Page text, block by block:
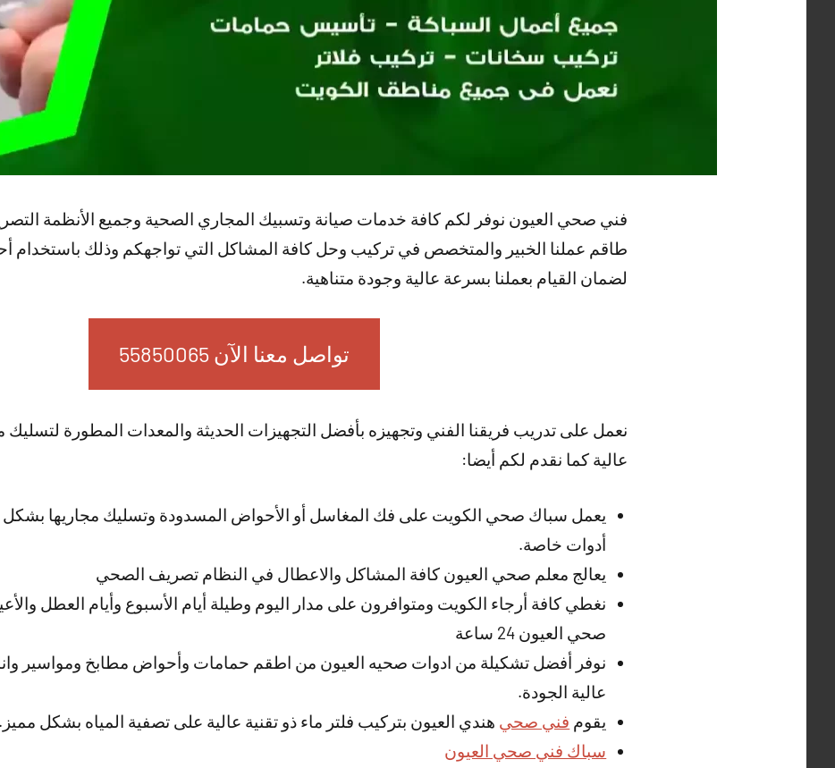
فني صحي العيون نوفر لكم كافة خدمات صيانة وتسبيك المجاري الصحية وجميع الأنظمة
طاقم عملنا الخبير والمتخصص في تركيب وحل كافة المشاكل التي تواجهكم وذلك باستخدام
لضمان القيام بعملنا بسرعة عالية وجودة متناهية.
تواصل معنا الآن 55850065
نعمل على تدريب فريقنا الفني وتجهيزه بأفضل التجهيزات الحديثة والمعدات المطورة
عالية كما نقدم لكم أيضا:
يعمل سباك صحي الكويت على فك المغاسل أو الأحواض المسدودة وتسليك مجاريها بشكل
أدوات خاصة.
يعالج معلم صحي العيون كافة المشاكل والاعطال في النظام تصريف الصحي
نغطي كافة أرجاء الكويت ومتوافرون على مدار اليوم وطيلة أيام الأسبوع وأيام العطل
صحي العيون 24 ساعة
نوفر أفضل تشكيلة من ادوات صحيه العيون من اطقم حمامات وأحواض مطابخ ومواسير
عالية الجودة.
يقوم فني صحي هندي العيون بتركيب فلتر ماء ذو تقنية عالية على تصفية المياه بشكل مميز.
سباك فني صحي العيون